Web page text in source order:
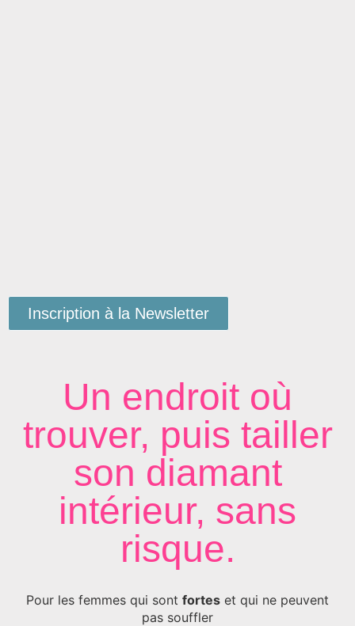
Inscription à la Newsletter
Un endroit où
trouver, puis tailler
son diamant
intérieur, sans
risque.
Pour les femmes qui sont fortes et qui ne peuvent
pas souffler